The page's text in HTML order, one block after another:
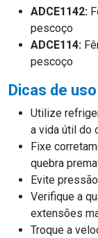
ADCE1142:
pescoço
ADCE114:
pescoço
Dicas de uso
Utilize
a vida útil do
Fixe
quebra
Evite
Verifique a
extensões
Troque a